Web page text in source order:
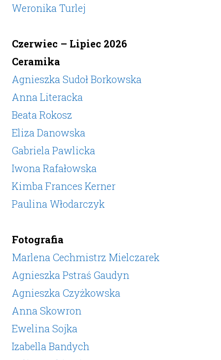
Weronika Turlej
Czerwiec – Lipiec 2026
Ceramika
Agnieszka Sudoł Borkowska
Anna Literacka
Beata Rokosz
Eliza Danowska
Gabriela Pawlicka
Iwona Rafałowska
Kimba Frances Kerner
Paulina Włodarczyk
Fotografia
Marlena Cechmistrz Mielczarek
Agnieszka Pstraś Gaudyn
Agnieszka Czyżkowska
Anna Skowron
Ewelina Sojka
Izabella Bandych